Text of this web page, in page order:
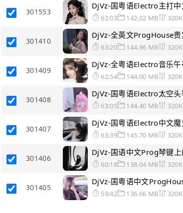
301553
DjVz-国粤语Electro主打
62:03 142.02 MB
301410
DjVz-全英文ProgHouse
63:20 144.96 MB
301409
DjVz-全粤语Electro音乐
62:54 144.00 MB
301408
DjVz-国粤语Electro太空
63:05 144.40 MB
301407
DjVz-国粤语Electro中文
63:39 145.70 MB
301406
DjVz-国语中文Prog琴键
60:18 138.04 MB
301405
DjVz-国粤语中文
59:42 136.66 MB